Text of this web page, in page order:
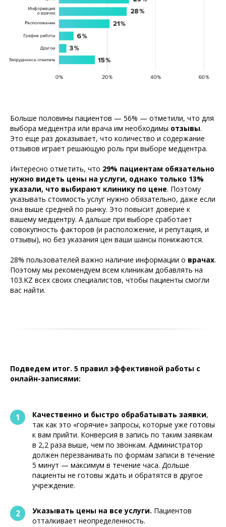
Больше половины пациентов — 56% — отметили, что для
выбора медцентра или врача им необходимы отзывы.
Это еще раз доказывает, что количество и содержание
отзывов играет решающую роль при выборе медцентра.
Интересно отметить, что 29% пациентам обязательно
нужно видеть цены на услуги, однако только 13%
указали, что выбирают клинику по цене. Поэтому
указывать стоимость услуг нужно обязательно, даже если
она выше средней по рынку. Это повысит доверие к
вашему медцентру. А дальше при выборе сработает
совокупность факторов (и расположение, и репутация, и
отзывы), но без указания цен ваши шансы понижаются.
28% пользователей важно наличие информации о врачах.
Поэтому мы рекомендуем всем клиникам добавлять на
103.KZ всех своих специалистов, чтобы пациенты смогли
вас найти.
Подведем итог. 5 правил эффективной работы с
онлайн-записями:
1 Качественно и быстро обрабатывать заявки,
так как это «горячие» запросы, которые уже готовы
к вам прийти. Конверсия в запись по таким заявкам
в 2,2 раза выше, чем по звонкам. Администратор
должен перезванивать по формам записи в течение
5 минут — максимум в течение часа. Дольше
пациенты не готовы ждать и обратятся в другое
учреждение.
2 Указывать цены на все услуги. Пациентов
отталкивает неопределенность.